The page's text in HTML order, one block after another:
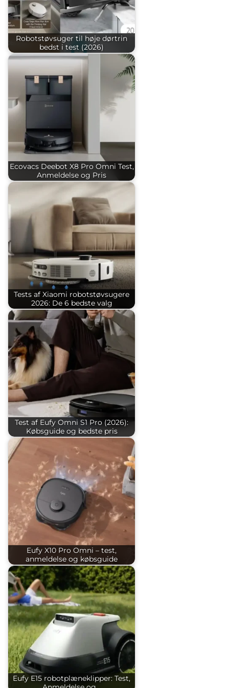
Robotstøvsuger til høje dørtrin
bedst i test (2026)
Ecovacs Deebot X8 Pro Omni Test,
Anmeldelse og Pris
Tests af Xiaomi robotstøvsugere
2026: De 6 bedste valg
Test af Eufy Omni S1 Pro (2026):
Købsguide og bedste pris
Eufy X10 Pro Omni – test,
anmeldelse og købsguide
Eufy E15 robotplæneklipper: Test,